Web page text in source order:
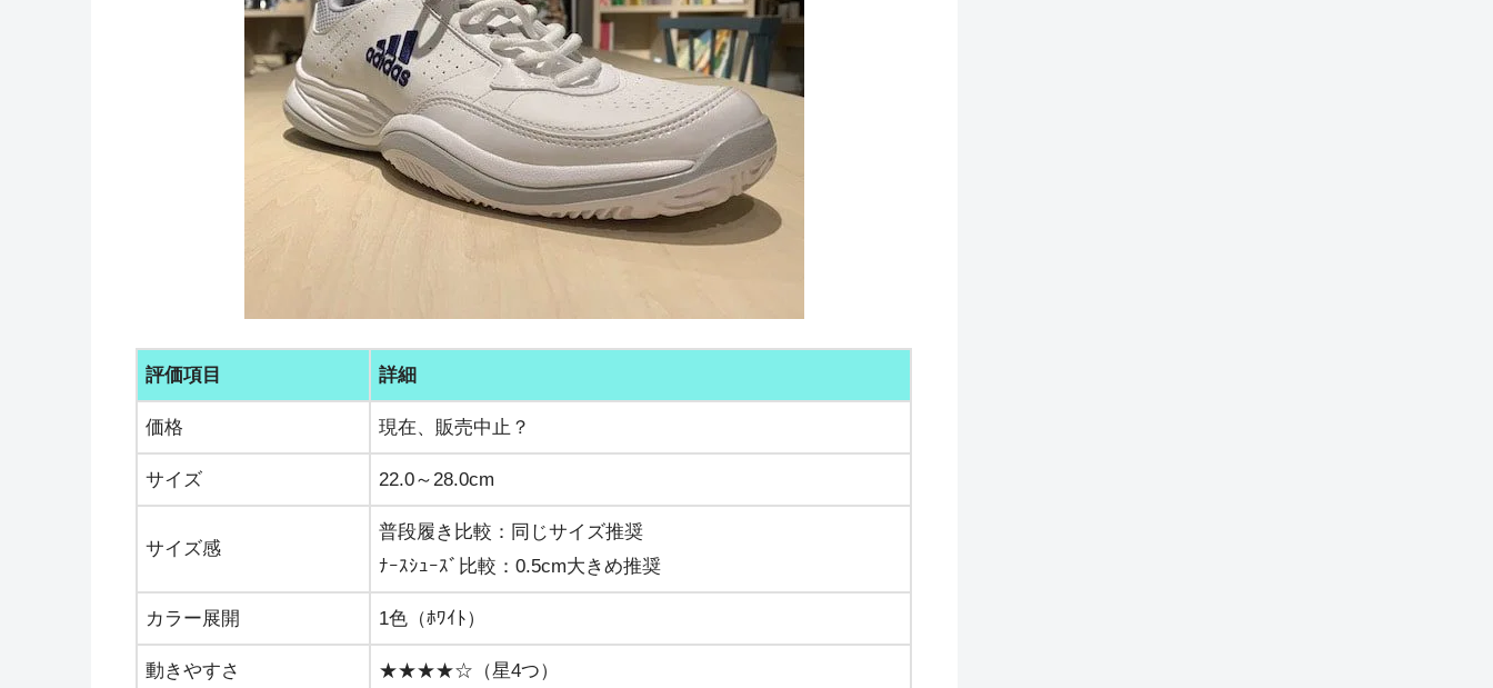
評価項目 詳細
価格 現在、販売中止？
サイズ 22.0～28.0cm
サイズ感
普段履き比較：同じサイズ推奨
ﾅｰｽｼｭｰｽﾞ比較：0.5cm大きめ推奨
カラー展開 1色（ﾎﾜｲﾄ）
動きやすさ ★★★★☆（星4つ）